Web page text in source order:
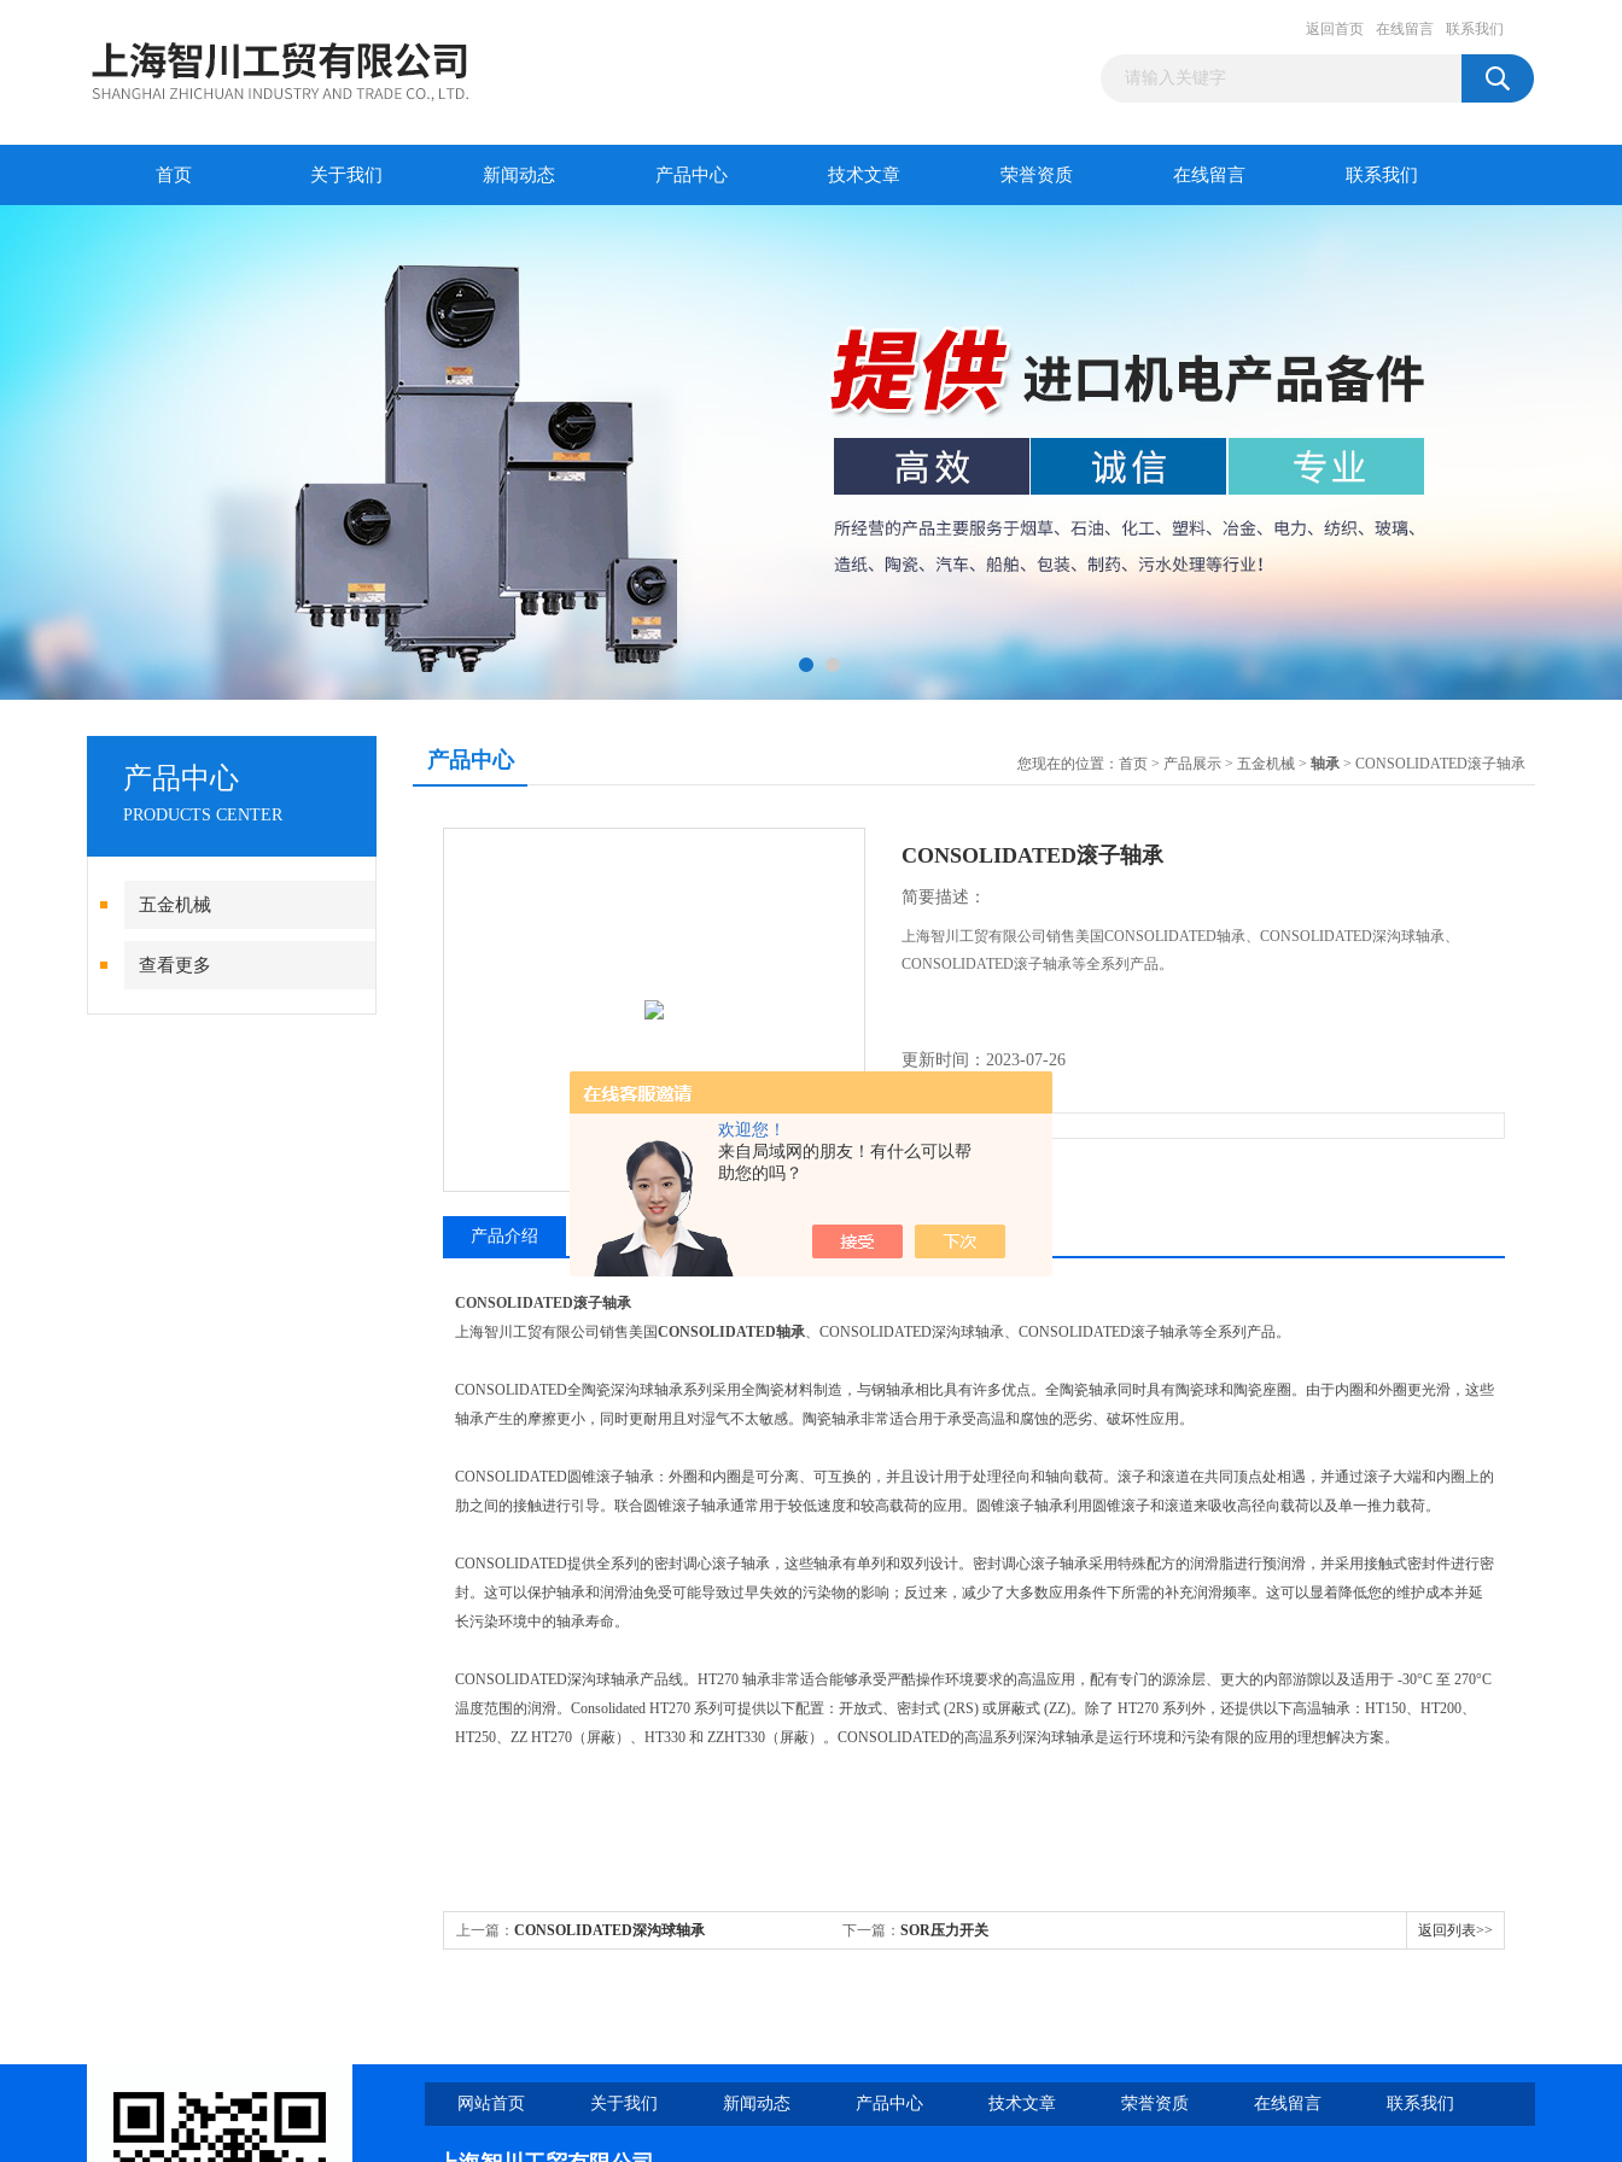
欢迎您！
来自局域网的朋友！有什么可以帮
助您的吗？
返回首页 在线留言 联系我们
首页 关于我们 新闻动态 产品中心 技术文章 荣誉资质 在线留言 联系我们
产品中心
PRODUCTS CENTER
五金机械
查看更多
产品中心 您现在的位置： 首页 > 产品展示 > 五金机械 > 轴承 > CONSOLIDATED滚子轴承
CONSOLIDATED滚子轴承
简要描述：
上海智川工贸有限公司销售美国CONSOLIDATED轴承、CONSOLIDATED深沟球轴承、
CONSOLIDATED滚子轴承等全系列产品。
更新时间：2023-07-26
产品介绍 相关产品
CONSOLIDATED滚子轴承
上海智川工贸有限公司销售美国CONSOLIDATED轴承、CONSOLIDATED深沟球轴承、CONSOLIDATED滚子轴承等全系列产品。
CONSOLIDATED全陶瓷深沟球轴承系列采用全陶瓷材料制造，与钢轴承相比具有许多优点。全陶瓷轴承同时具有陶瓷球和陶瓷座圈。由于内圈和外圈更光滑，这些
轴承产生的摩擦更小，同时更耐用且对湿气不太敏感。陶瓷轴承非常适合用于承受高温和腐蚀的恶劣、破坏性应用。
CONSOLIDATED圆锥滚子轴承：外圈和内圈是可分离、可互换的，并且设计用于处理径向和轴向载荷。滚子和滚道在共同顶点处相遇，并通过滚子大端和内圈上的
肋之间的接触进行引导。联合圆锥滚子轴承通常用于较低速度和较高载荷的应用。圆锥滚子轴承利用圆锥滚子和滚道来吸收高径向载荷以及单一推力载荷。
CONSOLIDATED提供全系列的密封调心滚子轴承，这些轴承有单列和双列设计。密封调心滚子轴承采用特殊配方的润滑脂进行预润滑，并采用接触式密封件进行密
封。这可以保护轴承和润滑油免受可能导致过早失效的污染物的影响；反过来，减少了大多数应用条件下所需的补充润滑频率。这可以显着降低您的维护成本并延
长污染环境中的轴承寿命。
CONSOLIDATED深沟球轴承产品线。HT270 轴承非常适合能够承受严酷操作环境要求的高温应用，配有专门的源涂层、更大的内部游隙以及适用于 -30°C 至 270°C
温度范围的润滑。Consolidated HT270 系列可提供以下配置：开放式、密封式 (2RS) 或屏蔽式 (ZZ)。除了 HT270 系列外，还提供以下高温轴承：HT150、HT200、
HT250、ZZ HT270（屏蔽）、HT330 和 ZZHT330（屏蔽）。CONSOLIDATED的高温系列深沟球轴承是运行环境和污染有限的应用的理想解决方案。
上一篇： CONSOLIDATED深沟球轴承 下一篇： SOR压力开关 返回列表>>
网站首页 关于我们 新闻动态 产品中心 技术文章 荣誉资质 在线留言 联系我们